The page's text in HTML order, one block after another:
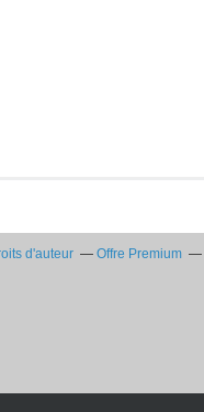
d'auteur Offre Premium